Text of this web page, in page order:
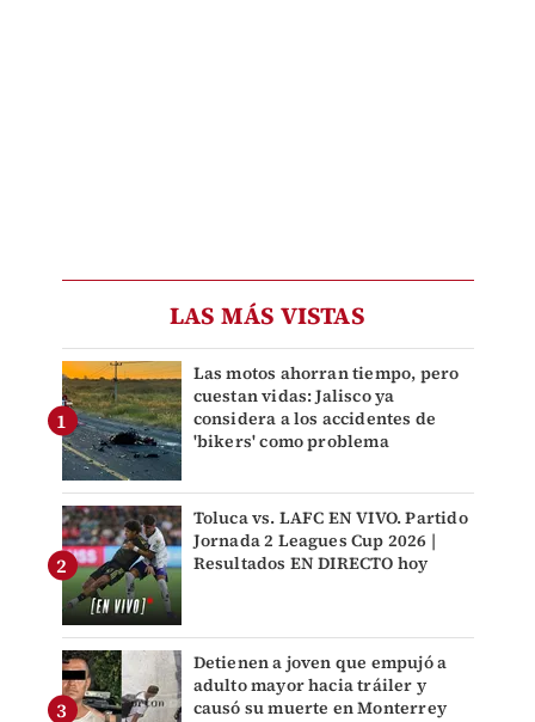
LAS MÁS VISTAS
Las motos ahorran tiempo, pero
cuestan vidas: Jalisco ya
considera a los accidentes de
'bikers' como problema
Toluca vs. LAFC EN VIVO. Partido
Jornada 2 Leagues Cup 2026 |
Resultados EN DIRECTO hoy
Detienen a joven que empujó a
adulto mayor hacia tráiler y
causó su muerte en Monterrey